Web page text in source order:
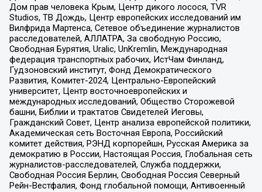
Дом прав человека Крым, Центр дикого лосося, TVR
Studios, ТВ Дождь, Центр европейских исследований им
Вилфрида Мартенса, Сетевое объединение журналистов
расследователей, АЛЛАТРА, За свободную Россию,
Свободная Бурятия, Uralic, UnKremlin, Международная
федерация транспортных рабочих, ИстЧам Финланд,
Гудзоновский институт, Фонд Демократического
Развития, Комитет-2024, Центрально-Европейский
университет, Центр восточноевропейских и
международных исследований, Общество Сторожевой
башни, Библии и трактатов Свидетелей Иеговы,
Гражданский Совет, Центр анализа европейской политики,
Академическая сеть Восточная Европа, Российский
комитет действия, РЭНД корпорейшн, Русская Америка за
демократию в России, Настоящая Россия, Глобальная сеть
журналистов-расследователей, Служба поддержки,
Свободная Россия Берлин, Свободная Россия Северный
Рейн-Вестфалия, Фонд глобальной помощи, Антивоенный